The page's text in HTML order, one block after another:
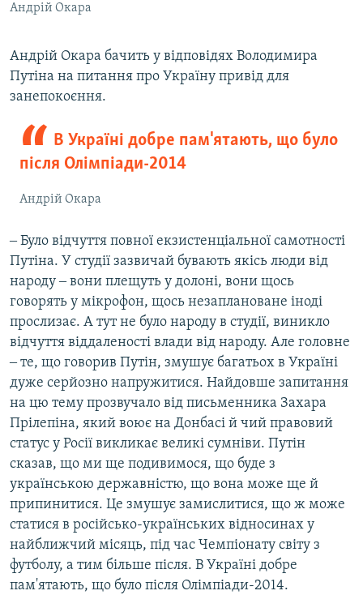
Андрій Окара
Андрій Окара бачить у відповідях Володимира
Путіна на питання про Україну привід для
занепокоєння.
В Україні добре пам'ятають, що було
після Олімпіади-2014
Андрій Окара
‒ Було відчуття повної екзистенціальної самотності
Путіна. У студії зазвичай бувають якісь люди від
народу ‒ вони плещуть у долоні, вони щось
говорять у мікрофон, щось незаплановане іноді
прослизає. А тут не було народу в студії, виникло
відчуття віддаленості влади від народу. Але головне
‒ те, що говорив Путін, змушує багатьох в Україні
дуже серйозно напружитися. Найдовше запитання
на цю тему прозвучало від письменника Захара
Прілепіна, який воює на Донбасі й чий правовий
статус у Росії викликає великі сумніви. Путін
сказав, що ми ще подивимося, що буде з
українською державністю, що вона може ще й
припинитися. Це змушує замислитися, що ж може
статися в російсько-українських відносинах у
найближчий місяць, під час Чемпіонату світу з
футболу, а тим більше після. В Україні добре
пам'ятають, що було після Олімпіади-2014.